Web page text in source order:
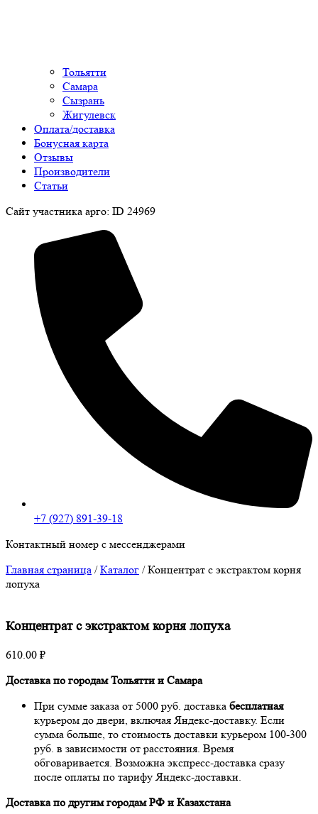
Тольятти
Самара
Сызрань
Жигулевск
Оплата/доставка
Бонусная карта
Отзывы
Производители
Статьи
Сайт участника арго: ID 24969
+7 (927) 891-39-18
Контактный номер с мессенджерами
Главная страница /Каталог /Концентрат с экстрактом корня
лопуха
Концентрат с экстрактом корня лопуха
610.00 ₽
Доставка по городам Тольятти и Самара
При сумме заказа от 5000 руб. доставка бесплатная
курьером до двери, включая Яндекс-доставку. Если
сумма больше, то стоимость доставки курьером 100-300
руб. в зависимости от расстояния. Время
обговаривается. Возможна экспресс-доставка сразу
после оплаты по тарифу Яндекс-доставки.
Доставка по другим городам РФ и Казахстана